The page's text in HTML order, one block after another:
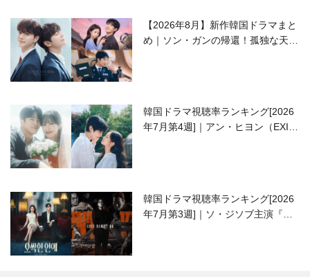
【2026年8月】新作韓国ドラマまと
め｜ソン・ガンの帰還！孤独な天才
韓国ドラマ視聴率ランキング[2026
年7月第4週]｜アン・ヒヨン（EXID
韓国ドラマ視聴率ランキング[2026
年7月第3週]｜ソ・ジソブ主演『エ